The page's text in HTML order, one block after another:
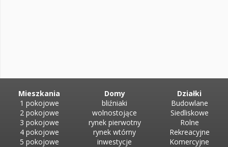
Mieszkania
1 pokojowe
2 pokojowe
3 pokojowe
4 pokojowe
5 pokojowe
Domy
bliźniaki
wolnostojące
rynek pierwotny
rynek wtórny
inwestycje
Działki
Budowlane
Siedliskowe
Rolne
Rekreacyjne
Komercyjne